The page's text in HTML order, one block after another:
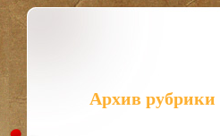
Архив рубрики